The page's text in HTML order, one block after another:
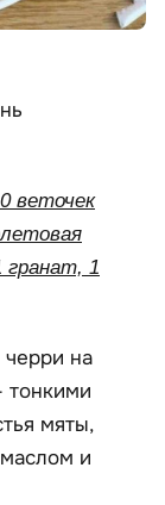
веточек
гранат, 1
на
тонкими
мяты,
и